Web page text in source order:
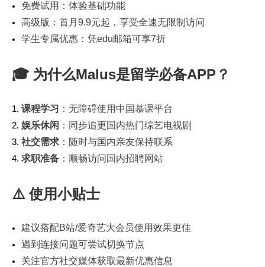
免费试用：体验基础功能
高级版：首月9.9元起，享受全速无限制访问
学生专属优惠：凭edu邮箱可享7折
🎓 为什么Malus是留学必备APP？
课程学习 ：无障碍使用中国慕课平台
娱乐休闲 ：同步追更国内热门综艺电视剧
社交需求 ：随时与国内亲友保持联系
求职准备 ：顺畅访问国内招聘网站
⚠️ 使用小贴士
建议搭配B站/爱奇艺大会员使用效果更佳
遇到连接问题可尝试切换节点
关注官方社交媒体获取最新优惠信息